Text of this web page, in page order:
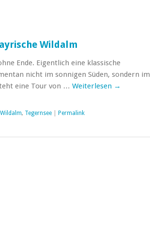
Wildalm
Ende. Eigentlich eine klassische
nicht im sonnigen Süden, sondern im
eine Tour von … Weiterlesen →
, Tegernsee Permalink